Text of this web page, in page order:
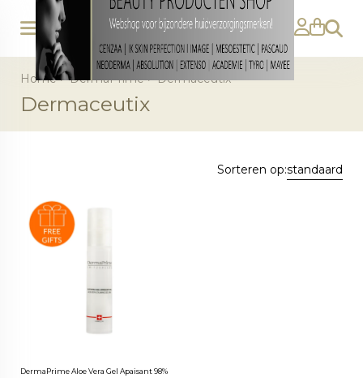
Home>DermaPrime>Dermaceutix
Dermaceutix
Sorteren op:standaard
DermaPrime Aloe Vera Gel Apaisant 98%